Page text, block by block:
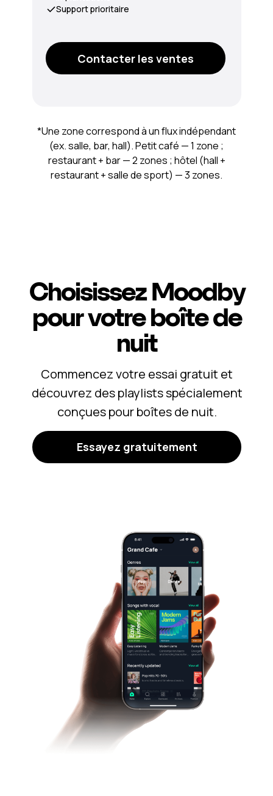
*Une zone correspond à un flux indépendant
(ex. salle, bar, hall). Petit café — 1 zone ;
restaurant + bar — 2 zones ; hôtel (hall +
restaurant + salle de sport) — 3 zones.
Contacter les ventes
Support prioritaire
Choisissez Moodby
pour votreboîte de
nuit
Commencez votre essai gratuit et
découvrez des playlists spécialement
conçues pour boîtes de nuit.
Essayez gratuitement